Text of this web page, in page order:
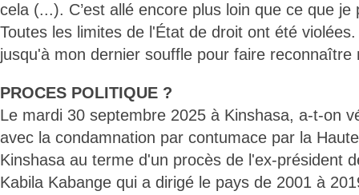
cela (...). C’est allé encore plus loin que ce que je
Toutes les limites de l'État de droit ont été
jusqu'à mon dernier souffle pour faire reconnaître
PROCES POLITIQUE ?
Le mardi 30 septembre 2025 à Kinshasa, a-t-on
avec la condamnation par contumace par la
Kinshasa au terme d'un procès de l'ex-président
Kabila Kabange qui a dirigé le pays de 2001 à